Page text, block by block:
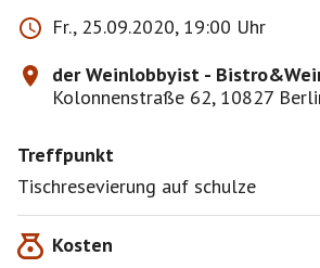
Fr., 25.09.2020, 19:00 Uhr
der Weinlobbyist -
Kolonnenstraße 62, 10827
Treffpunkt
Tischresevierung auf schulze
Kosten